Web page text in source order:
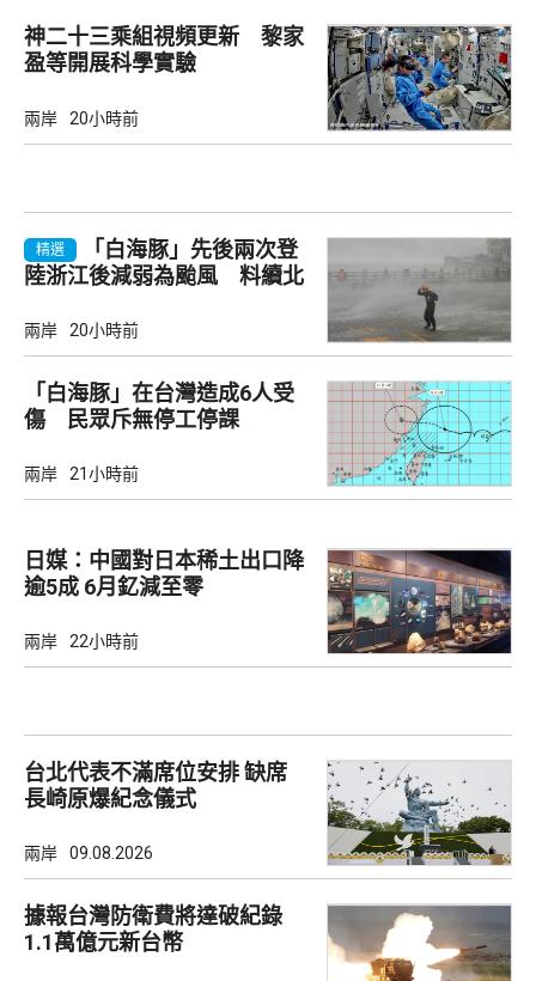
神二十三乘組視頻更新 黎家
盈等開展科學實驗
兩岸 20小時前
精選
「白海豚」先後兩次登
陸浙江後減弱為颱風 料續北
兩岸 20小時前
「白海豚」在台灣造成6人受
傷 民眾斥無停工停課
兩岸 21小時前
日媒：中國對日本稀土出口降
逾5成 6月釔減至零
兩岸 22小時前
台北代表不滿席位安排 缺席
長崎原爆紀念儀式
兩岸 09.08.2026
據報台灣防衛費將達破紀錄
1.1萬億元新台幣